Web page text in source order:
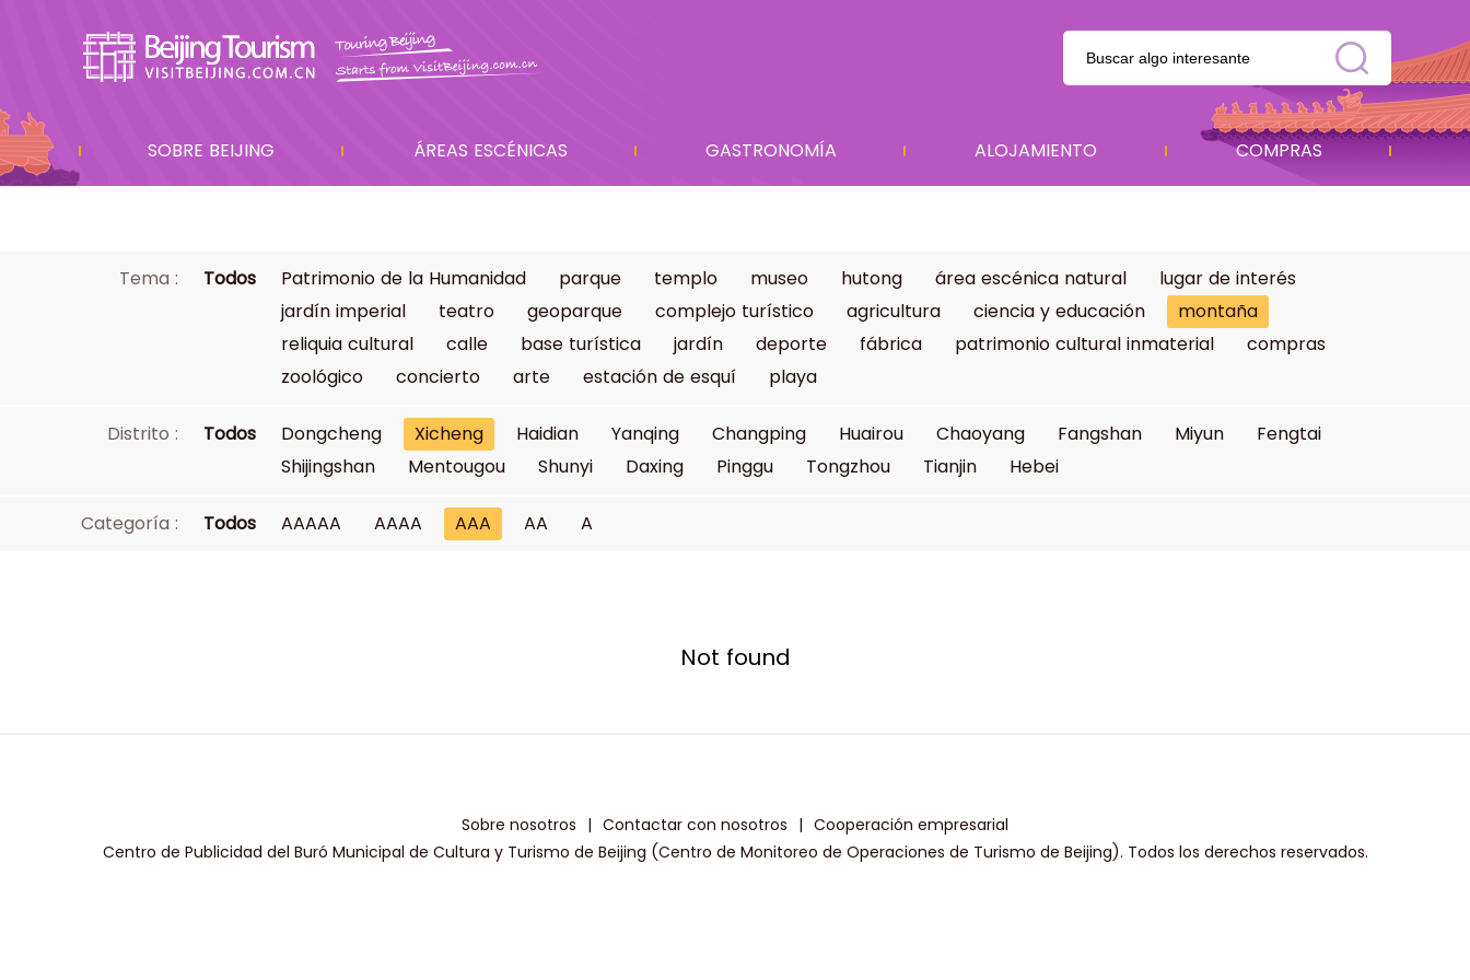
SOBRE BEIJING ÁREAS ESCÉNICAS GASTRONOMÍA ALOJAMIENTO COMPRAS
Tema : Todos Patrimonio de la Humanidad parque templo museo hutong área escénica natural
lugar de interés
jardín imperial
teatro geoparque complejo turístico agricultura ciencia y educación
montaña
reliquia cultural
calle base turística jardín deporte fábrica patrimonio cultural inmaterial
compras
zoológico
concierto arte estación de esquí playa
Distrito : Todos Dongcheng Xicheng Haidian Yanqing Changping Huairou Chaoyang Fangshan Miyun
Fengtai
Shijingshan
Mentougou Shunyi Daxing Pinggu Tongzhou Tianjin Hebei
Categoría : Todos AAAAA AAAA AAA AA A
Not found
Sobre nosotros | Contactar con nosotros | Cooperación empresarial
Centro de Publicidad del Buró Municipal de Cultura y Turismo de Beijing (Centro de Monitoreo de Operaciones de Turismo de Beijing). Todos los derechos reservados.